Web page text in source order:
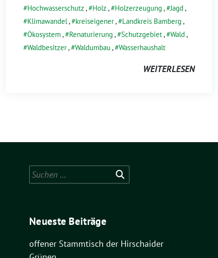
Hochwasserschutz , Holz , Holzerzeugung , Jagd ,
Klimawandel, kreiseigener, Landkreis Bamberg ,
Ökosystem, Renaturierung , Schutzgebiet, Wald ,
Waldbesitzer, Waldumbau , Wasserhaushalt
WEITERLESEN
Suchen
nach:
Neueste Beiträge
offener Stammtisch der Hirschaider